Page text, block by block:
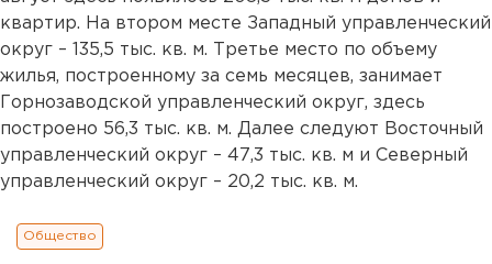
квартир. На втором месте Западный управленческий
округ – 135,5 тыс. кв. м. Третье место по объему
жилья, построенному за семь месяцев, занимает
Горнозаводской управленческий округ, здесь
построено 56,3 тыс. кв. м. Далее следуют Восточный
управленческий округ – 47,3 тыс. кв. м и Северный
управленческий округ – 20,2 тыс. кв. м.
Общество